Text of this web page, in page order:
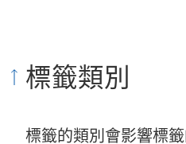
標籤類別
標籤的類別會影響標